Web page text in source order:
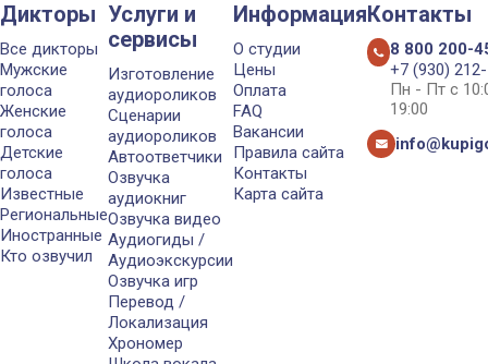
Дикторы
Все дикторы
Мужские
голоса
Женские
голоса
Детские
голоса
Известные
Региональные
Иностранные
Кто озвучил
Услуги и
сервисы
Изготовление
аудиороликов
Сценарии
аудиороликов
Автоответчики
Озвучка
аудиокниг
Озвучка видео
Аудиогиды /
Аудиоэкскурсии
Озвучка игр
Перевод /
Локализация
Хрономер
Информация
О студии
Цены
Оплата
FAQ
Вакансии
Правила сайта
Контакты
Карта сайта
Контакты
8 800 200-
+7 (930)
Пн - Пт с
19:00